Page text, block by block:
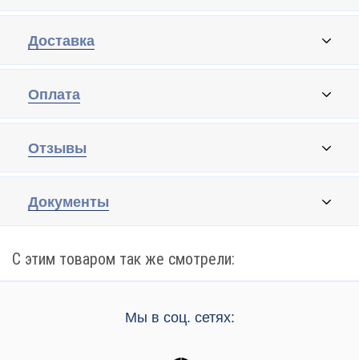
Доставка
Оплата
Отзывы
Документы
С этим товаром так же смотрели:
Мы в соц. сетях: